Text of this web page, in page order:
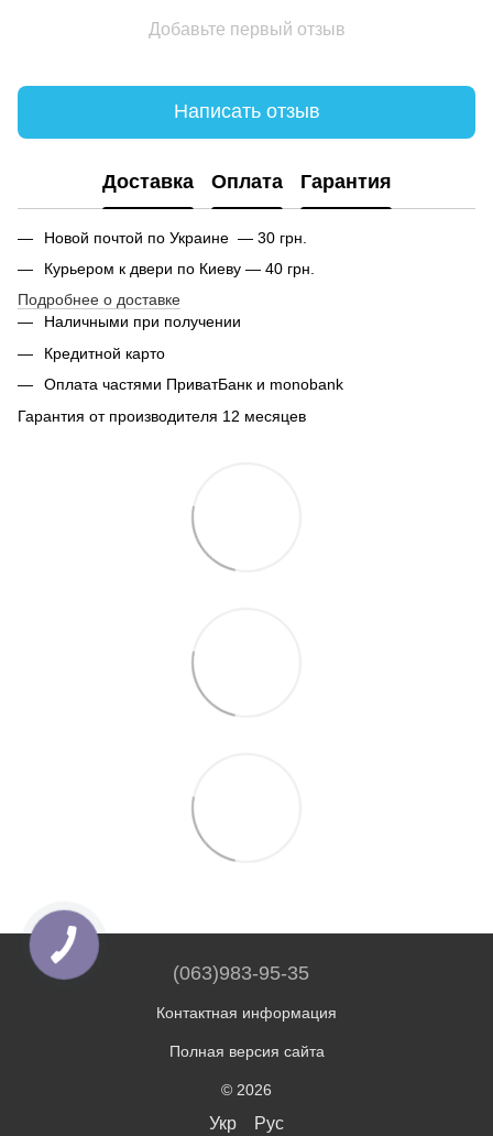
Добавьте первый отзыв
Написать отзыв
Доставка Оплата Гарантия
Новой почтой по Украине — 30 грн.
Курьером к двери по Киеву — 40 грн.
Подробнее о доставке
Наличными при получении
Кредитной карто
Оплата частями ПриватБанк и monobank
Гарантия от производителя 12 месяцев
(063)983-95-35
Контактная информация
Полная версия сайта
© 2026
Укр Рус